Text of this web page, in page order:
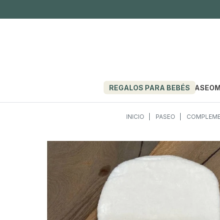
REGALOS PARA BEBÉS PASEO
INICIO PASEO